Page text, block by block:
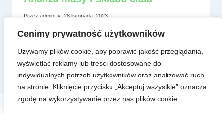
Cenimy prywatność użytkowników
Używamy plików cookie, aby poprawić jakość przeglądania,
wyświetlać reklamy lub treści dostosowane do
indywidualnych potrzeb użytkowników oraz analizować ruch
na stronie. Kliknięcie przycisku „Akceptuj wszystkie” oznacza
zgodę na wykorzystywanie przez nas plików cookie.
Przez admin 28 listopada, 2023